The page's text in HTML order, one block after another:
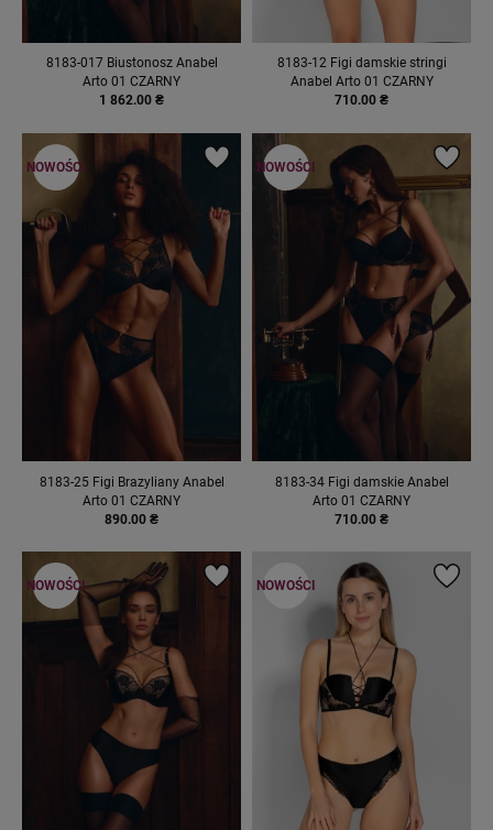
8183-017 Biustonosz Anabel
Arto 01 CZARNY
1 862.00 ₴
8183-12 Figi damskie stringi
Anabel Arto 01 CZARNY
710.00 ₴
8183-25 Figi Brazyliany Anabel
Arto 01 CZARNY
890.00 ₴
NOWOŚCI
8183-34 Figi damskie Anabel
Arto 01 CZARNY
710.00 ₴
NOWOŚCI
NOWOŚCI NOWOŚCI